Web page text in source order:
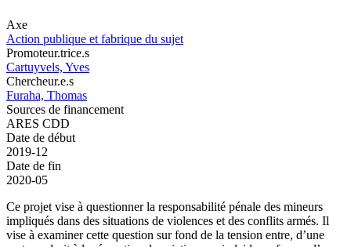
Axe
Action publique et fabrique du sujet
Promoteur.trice.s
Cartuyvels, Yves
Chercheur.e.s
Furaha, Thomas
Sources de financement
ARES CDD
Date de début
2019-12
Date de fin
2020-05
Ce projet vise à questionner la responsabilité pénale des mineurs
impliqués dans des situations de violences et des conflits armés. Il
vise à examiner cette question sur fond de la tension entre, d’une